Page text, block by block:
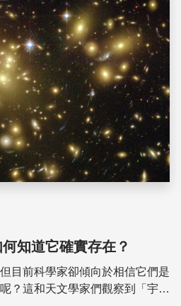
知道它確實存在？
目前科學家卻傾向於相信它們是
？這和天文學家們觀察到「宇宙